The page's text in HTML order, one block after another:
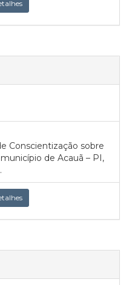
Conscientização sobre
de Acauã – PI,